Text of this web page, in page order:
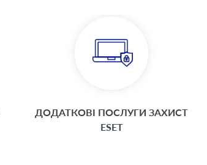
ДОДАТКОВІ ПОСЛУГИ ЗАХИСТ
ESET